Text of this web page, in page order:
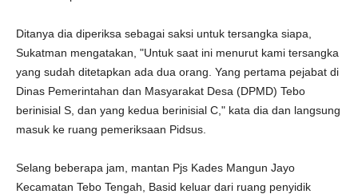
Ditanya dia diperiksa sebagai saksi untuk tersangka siapa,
Sukatman mengatakan, "Untuk saat ini menurut kami tersangka
yang sudah ditetapkan ada dua orang. Yang pertama pejabat di
Dinas Pemerintahan dan Masyarakat Desa (DPMD) Tebo
berinisial S, dan yang kedua berinisial C," kata dia dan langsung
masuk ke ruang pemeriksaan Pidsus.
Selang beberapa jam, mantan Pjs Kades Mangun Jayo
Kecamatan Tebo Tengah, Basid keluar dari ruang penyidik